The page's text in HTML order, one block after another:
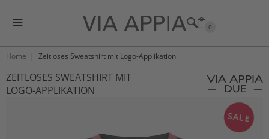
0
Home Zeitloses Sweatshirt mit Logo-Applikation
ZEITLOSES SWEATSHIRT MIT
LOGO-APPLIKATION
SALE